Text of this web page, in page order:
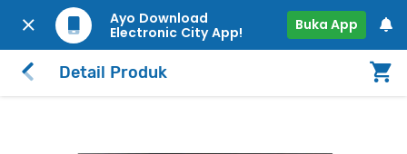
Ayo Download
Electronic City App!
Buka App
Detail Produk